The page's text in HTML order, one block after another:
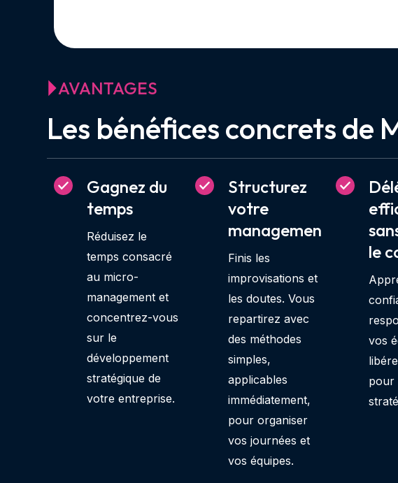
AVANTAGES
Les bénéfices concrets de
Gagnez du
temps
Réduisez le
temps consacré
au micro-
management et
concentrez-vous
sur le
développement
stratégique de
votre entreprise.
Structurez
votre
management
Finis les
improvisations et
les doutes. Vous
repartirez avec
des méthodes
simples,
applicables
immédiatement,
pour organiser
vos journées et
vos équipes.
le
vos
pour